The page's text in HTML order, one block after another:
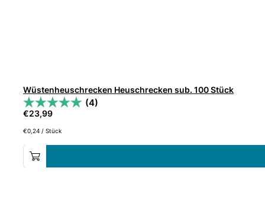
Wüstenheuschrecken Heuschrecken sub. 100 Stück
(4)
€23,99
€0,24 /Stück